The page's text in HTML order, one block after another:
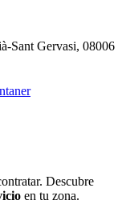
Sant Gervasi, 08006
Descubre
en tu zona.